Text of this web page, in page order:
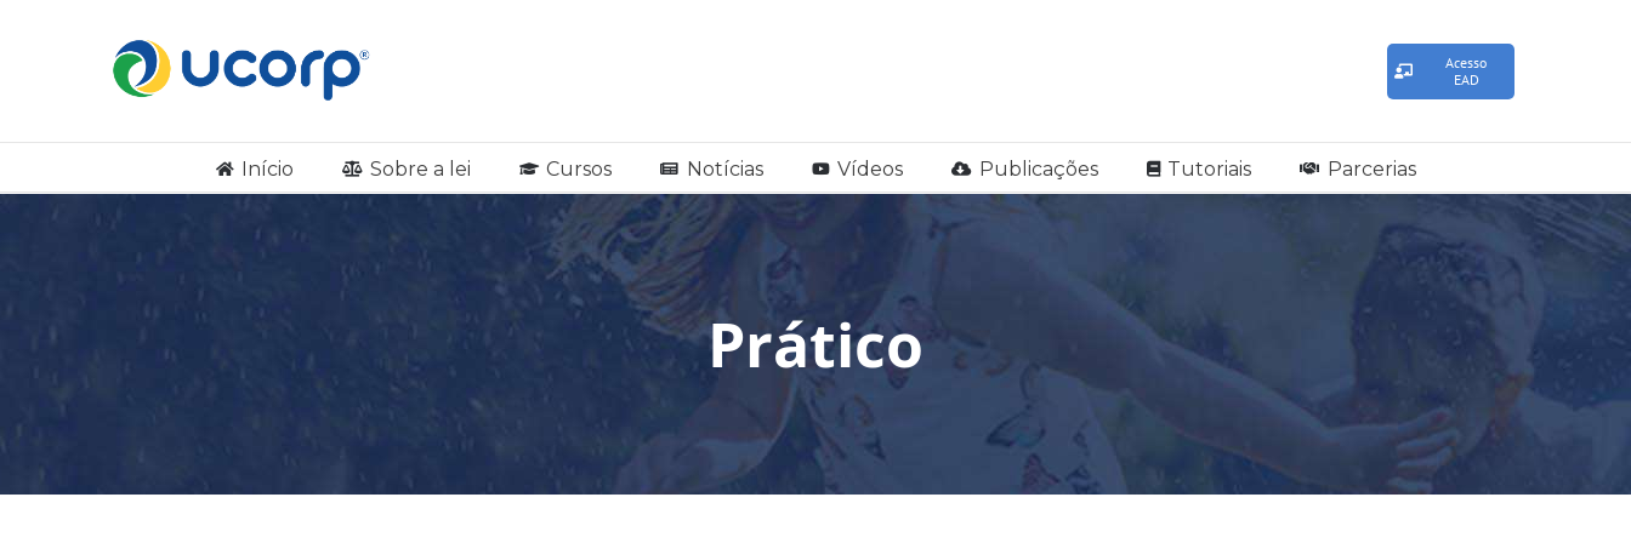
Acesso
EAD
Início Sobre a lei Cursos Notícias Vídeos Publicações Tutoriais Parcerias
Prático